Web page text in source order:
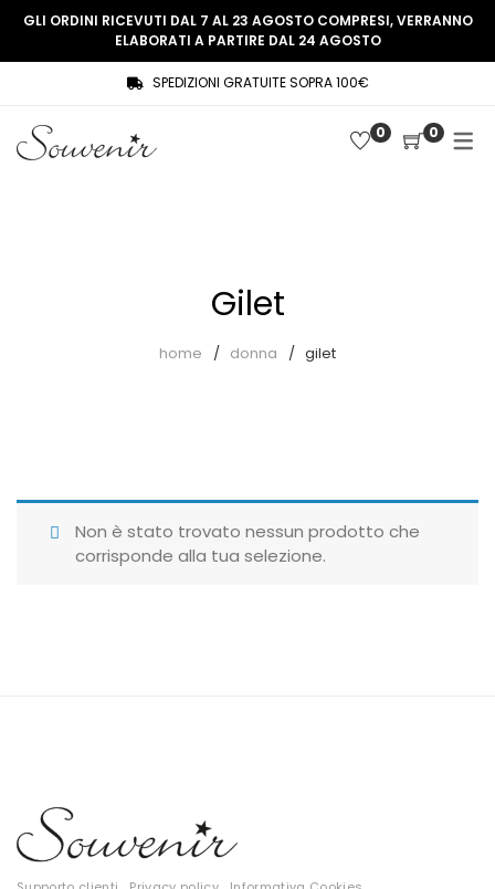
SHOP
Souvenir Privée
Giubbotti
Tute
Tutti
COLLEZIONE
THREE WOMEN, ONE MEMORY
GLI ORDINI RICEVUTI DAL 7 AL 23 AGOSTO COMPRESI, VERRANNO
ELABORATI A PARTIRE DAL 24 AGOSTO
SPEDIZIONI GRATUITE SOPRA 100€
0 0
Gilet
home donna gilet
Non è stato trovato nessun prodotto che
corrisponde alla tua selezione.